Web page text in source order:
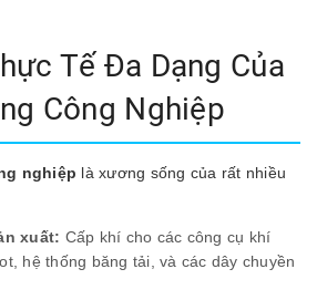
Tế Đa Dạng Của
Công Nghiệp
nghiệp là xương sống của rất nhiều
xuất: Cấp khí cho các công cụ khí
hệ thống băng tải, và các dây chuyền